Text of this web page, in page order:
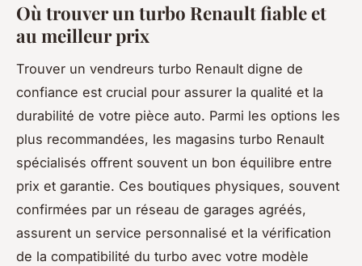
Où trouver un turbo Renault fiable et
au meilleur prix
Trouver un vendreurs turbo Renault digne de
confiance est crucial pour assurer la qualité et la
durabilité de votre pièce auto. Parmi les options les
plus recommandées, les magasins turbo Renault
spécialisés offrent souvent un bon équilibre entre
prix et garantie. Ces boutiques physiques, souvent
confirmées par un réseau de garages agréés,
assurent un service personnalisé et la vérification
de la compatibilité du turbo avec votre modèle